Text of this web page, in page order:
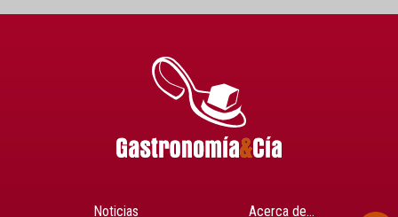
Noticias Acerca de…